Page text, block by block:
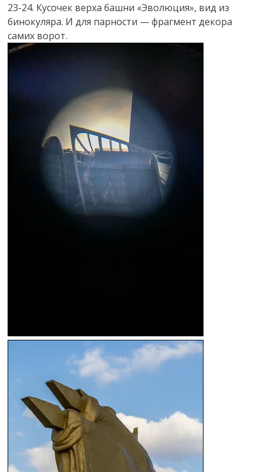
23-24. Кусочек верха башни «Эволюция», вид из
бинокуляра. И для парности — фрагмент декора
самих ворот.